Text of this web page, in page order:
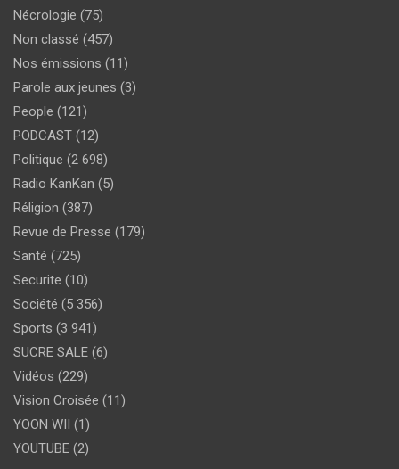
Nécrologie (75)
Non classé (457)
Nos émissions (11)
Parole aux jeunes (3)
People (121)
PODCAST (12)
Politique (2 698)
Radio KanKan (5)
Réligion (387)
Revue de Presse (179)
Santé (725)
Securite (10)
Société (5 356)
Sports (3 941)
SUCRE SALE (6)
Vidéos (229)
Vision Croisée (11)
YOON WII (1)
YOUTUBE (2)